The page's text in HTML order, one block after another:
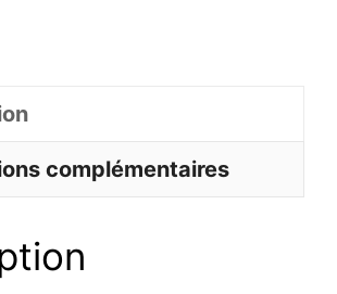
Courte
Sexy
Drapé
Manches
complémentaires